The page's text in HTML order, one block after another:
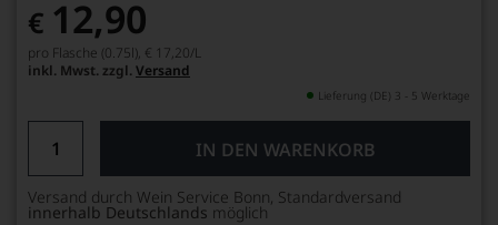
€ 12,90
pro Flasche (0.75l), € 17,20/L
inkl. Mwst. zzgl. Versand
Lieferung (DE) 3 - 5 Werktage
IN DEN WARENKORB
Versand durch Wein Service Bonn, Standardversand
innerhalb Deutschlands möglich